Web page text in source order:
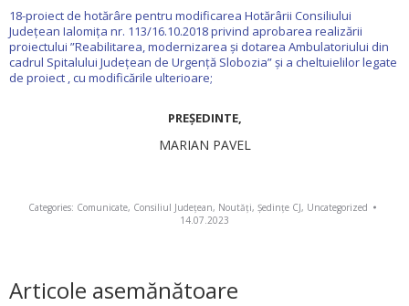
18-proiect de hotărâre pentru modificarea Hotărârii Consiliului
Județean Ialomița nr. 113/16.10.2018 privind aprobarea realizării
proiectului ”Reabilitarea, modernizarea și dotarea Ambulatoriului din
cadrul Spitalului Județean de Urgență Slobozia” și a cheltuielilor legate
de proiect , cu modificările ulterioare;
PREŞEDINTE,
MARIAN PAVEL
Categories: Comunicate, Consiliul Județean, Noutăți, Ședințe CJ, Uncategorized
14.07.2023
Articole asemănătoare